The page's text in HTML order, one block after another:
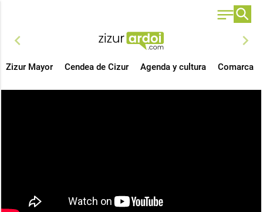
chevron_left chevron_right
Zizur Mayor Cendea de Cizur Agenda y cultura Comarca